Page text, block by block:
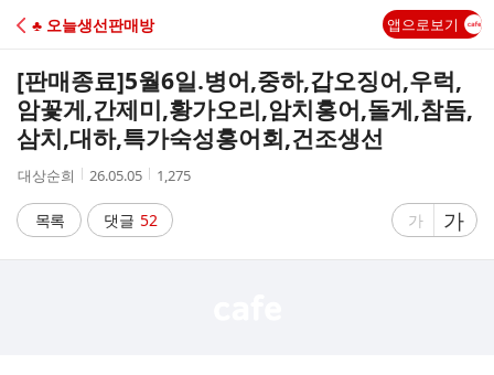
C
A
♣ 오늘생선판매방 앱으로보기
[판매종료]5월6일.병어,중하,갑오징어,우럭,
암꽃게,간제미,황가오리,암치홍어,돌게,참돔,
삼치,대하,특가숙성홍어회,건조생선
작
자
대상순희
작
시
간
26.05.05
조
수
1,275
목록 댓글 52
글
가
글
자
가